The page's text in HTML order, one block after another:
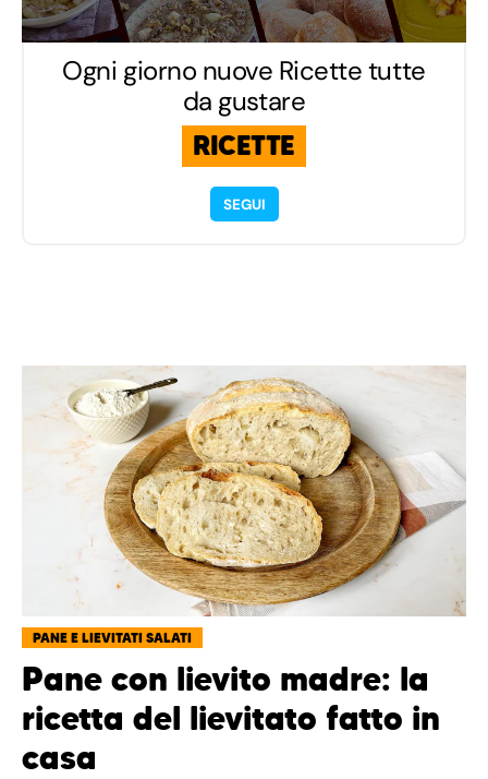
Ogni giorno nuove Ricette tutte
da gustare
RICETTE
SEGUI
PANE E LIEVITATI SALATI
Pane con lievito madre: la
ricetta del lievitato fatto in
casa